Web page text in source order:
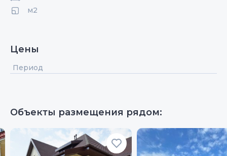
м2
Цены
Период
Объекты размещения рядом: